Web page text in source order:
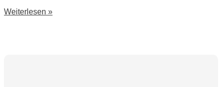
Minecraft
Weiterlesen »